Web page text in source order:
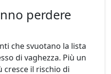
perdere
che svuotano la lista
di vaghezza. Più un
cresce il rischio di